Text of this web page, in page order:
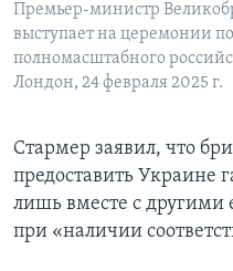
Премьер-министр
выступает на церемонии
полномасштабного
Лондон, 24 февраля 2025 г.
Стармер заявил, что
предоставить Украине
лишь вместе с
при «наличии